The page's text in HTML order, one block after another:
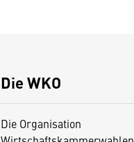
Die WKO
Die Organisation